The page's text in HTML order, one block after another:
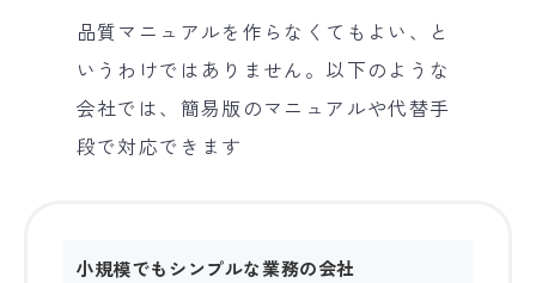
品質マニュアルを作らなくてもよい、と
いうわけではありません。以下のような
会社では、簡易版のマニュアルや代替手
段で対応できます
小規模でもシンプルな業務の会社